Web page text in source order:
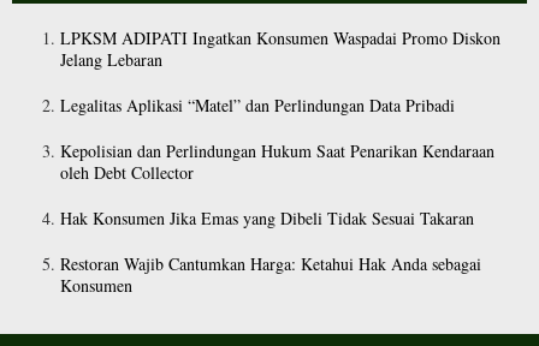
LPKSM ADIPATI Ingatkan Konsumen Waspadai Promo Diskon
Jelang Lebaran
Legalitas Aplikasi “Matel” dan Perlindungan Data Pribadi
Kepolisian dan Perlindungan Hukum Saat Penarikan Kendaraan
oleh Debt Collector
Hak Konsumen Jika Emas yang Dibeli Tidak Sesuai Takaran
Restoran Wajib Cantumkan Harga: Ketahui Hak Anda sebagai
Konsumen